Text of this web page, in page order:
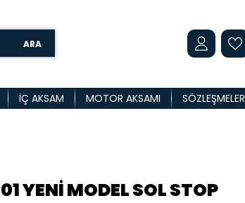
ARA
İÇ AKSAM MOTOR AKSAMI SÖZLEŞMELER
YENİ MODEL SOL STOP